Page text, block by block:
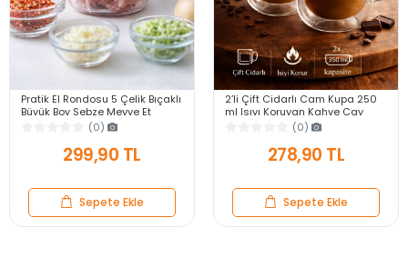
Pratik El Rondosu 5 Çelik Bıçaklı
Büyük Boy Sebze Meyve Et
Soğan Doğrayıcı Blender Rende
(0)
299,90 TL
Sepete Ekle
2’li Çift Cidarlı Cam Kupa 250
ml Isıyı Koruyan Kahve Çay
Fincanı Kulplu Espresso Cam
(0)
278,90 TL
Sepete Ekle